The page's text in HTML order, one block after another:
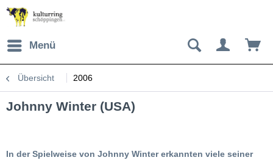
Menü
Übersicht 2006
Johnny Winter (USA)
In der Spielweise von Johnny Winter erkannten viele seiner